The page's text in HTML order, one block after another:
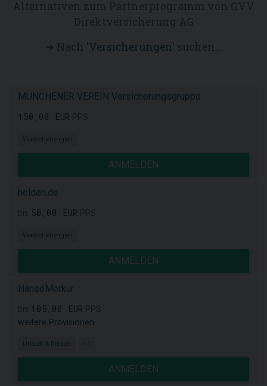
Versicherungen' suchen...
MÜNCHENER VEREIN Versicherungsgruppe
150,00 EUR
Versicherungen
ANMELDEN
helden.de
50,00 EUR
Versicherungen
ANMELDEN
HanseMerkur
105,00 EUR
weitere Provisionen
Urlaub & Reisen +1
ANMELDEN